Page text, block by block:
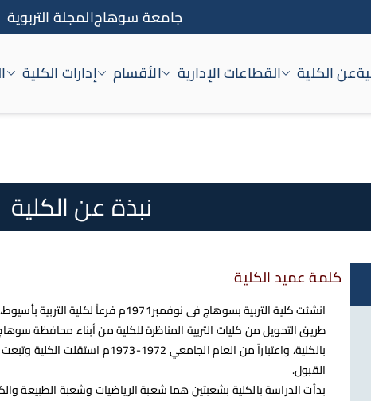
جامعة سوهاجالمجلة التربوية
عن الكلية القطاعات الإدارية الأقسام إدارات الكلية
نبذة عن الكلية
كلمة عميد الكلية
انشئت كلية التربية بسوهاج فى نوفمبر1971م فرعاً
طريق التحويل من كليات التربية المناظرة للكلية من أبناء محافظة
بالكلية، واعتباراً من العام الجامعي 1972-
القبول.
بدأت الدراسة بالكلية بشعبتين هما شعبة الرياضيات وشعبة الطبيعة